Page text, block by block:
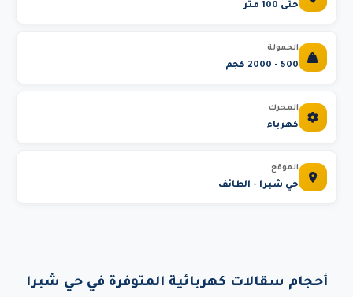
حتى 100 متر
الحمولة
500 - 2000 كجم
المحرك
كهرباء
الموقع
حي شبرا - الطائف
أحجام سقالات كهربائية المتوفرة في حي شبرا